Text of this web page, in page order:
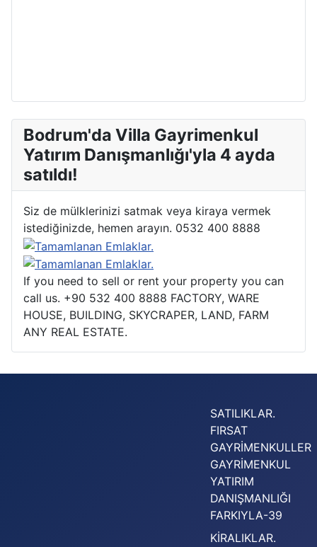
Bodrum'da Villa Gayrimenkul
Yatırım Danışmanlığı'yla 4 ayda
satıldı!
Siz de mülklerinizi satmak veya kiraya vermek
istediğinizde, hemen arayın. 0532 400 8888
If you need to sell or rent your property you can
call us. +90 532 400 8888 FACTORY, WARE
HOUSE, BUILDING, SKYCRAPER, LAND, FARM
ANY REAL ESTATE.
SATILIKLAR.
FIRSAT
GAYRİMENKULLER
GAYRİMENKUL
YATIRIM
DANIŞMANLIĞI
FARKIYLA-39
KİRALIKLAR.